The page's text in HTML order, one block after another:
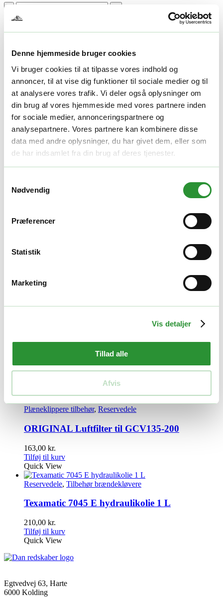
Denne hjemmeside bruger cookies
Vi bruger cookies til at tilpasse vores indhold og
annoncer, til at vise dig funktioner til sociale medier og til
at analysere vores trafik. Vi deler også oplysninger om
din brug af vores hjemmeside med vores partnere inden
for sociale medier, annonceringspartnere og
analysepartnere. Vores partnere kan kombinere disse
data med andre oplysninger, du har givet dem, eller som
de har indsamlet fra din brug af deres tjenester.
Nødvendig
Præferencer
Statistik
Marketing
Vis detaljer
Tillad alle
Afvis
-
+
Tilføj til kurv
Yderligere information
Yderligere information
Vægt 1 kg
Relaterede produkter
Reservedele
244,00kr.
Pakning
Tilføj til kurv
Texas Stopkabel 185*1100
140,00kr.
Plæneklippere tilbehør, Reservedele
ORIGINAL Luftfilter til GCV135-200
163,00 kr.
Tilføj til kurv
Quick View
Reservedele, Tilbehør brændekløvere
Texamatic 7045 E hydraulikolie 1 L
210,00 kr.
Tilføj til kurv
Quick View
Egtvedvej 63, Harte
6000 Kolding